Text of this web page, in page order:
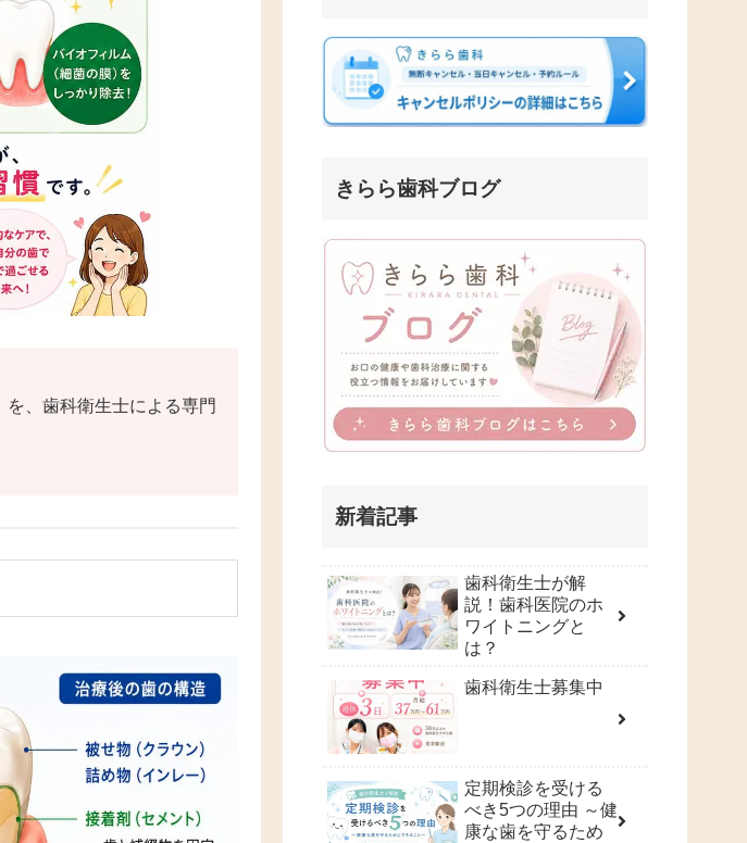
を、歯科衛生士による専門
きらら歯科ブログ
新着記事
歯科衛生士が解
説！歯科医院のホ
ワイトニングと
は？
歯科衛生士募集中
定期検診を受ける
べき5つの理由 ～健
康な歯を守るため